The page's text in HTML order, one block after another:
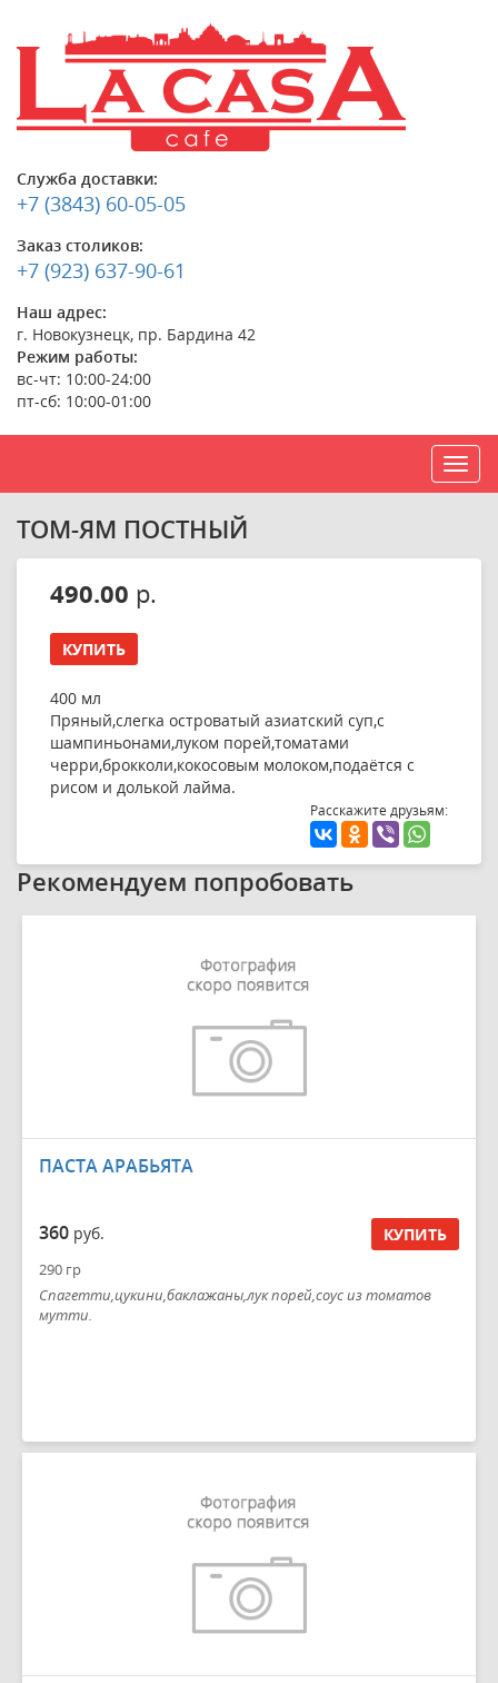
Служба доставки:
+7 (3843) 60-05-05
Заказ столиков:
+7 (923) 637-90-61
Наш адрес:
г. Новокузнецк, пр. Бардина 42
Режим работы:
вс-чт: 10:00-24:00
пт-сб: 10:00-01:00
ТОМ-ЯМ ПОСТНЫЙ
490.00 р.
КУПИТЬ
400 мл
Пряный,слегка островатый азиатский суп,с
шампиньонами,луком порей,томатами
черри,брокколи,кокосовым молоком,подаётся с
рисом и долькой лайма.
Расскажите друзьям:
Рекомендуем попробовать
ПАСТА АРАБЬЯТА
360 руб. КУПИТЬ
290 гр
Спагетти,цукини,баклажаны,лук порей,соус из томатов
мутти.